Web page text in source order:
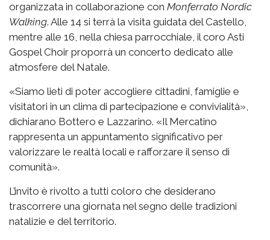
organizzata in collaborazione con Monferrato Nordic
Walking. Alle 14 si terrà la visita guidata del Castello,
mentre alle 16, nella chiesa parrocchiale, il coro Asti
Gospel Choir proporrà un concerto dedicato alle
atmosfere del Natale.
«Siamo lieti di poter accogliere cittadini, famiglie e
visitatori in un clima di partecipazione e convivialità»,
dichiarano Bottero e Lazzarino. «Il Mercatino
rappresenta un appuntamento significativo per
valorizzare le realtà locali e rafforzare il senso di
comunità».
L’invito è rivolto a tutti coloro che desiderano
trascorrere una giornata nel segno delle tradizioni
natalizie e del territorio.